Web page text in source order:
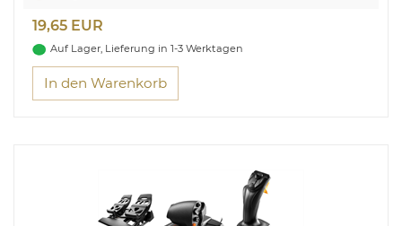
19,65 EUR
Auf Lager, Lieferung in 1-3 Werktagen
In den Warenkorb